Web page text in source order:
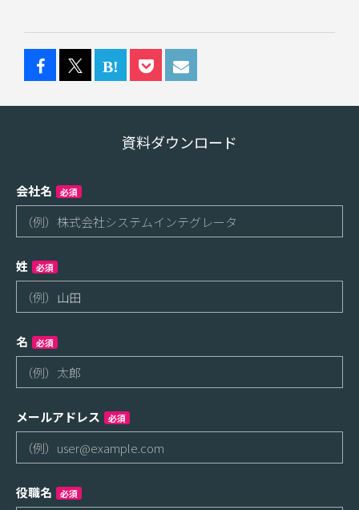
資料ダウンロード
会社名 必須
姓 必須
名 必須
メールアドレス 必須
役職名 必須